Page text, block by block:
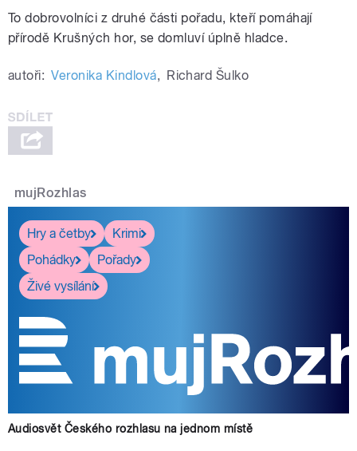
To dobrovolníci z druhé části pořadu, kteří pomáhají
přírodě Krušných hor, se domluví úplně hladce.
autoři: Veronika Kindlová, Richard Šulko
mujRozhlas
Hry a četby
Krimi
Pohádky
Pořady
Živé vysílání
Audiosvět Českého rozhlasu na jednom místě